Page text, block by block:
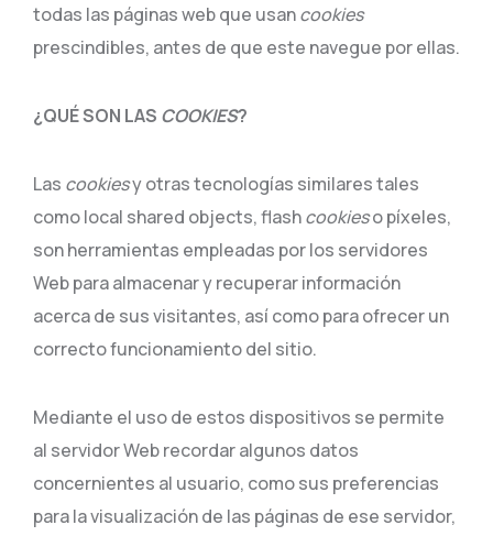
todas las páginas web que usancookies
prescindibles, antes de que este navegue por ellas.
¿QUÉ SON LAS COOKIES?
Las cookiesy otras tecnologías similares tales
como local shared objects, flashcookieso píxeles,
son herramientas empleadas por los servidores
Web para almacenar y recuperar información
acerca de sus visitantes, así como para ofrecer un
correcto funcionamiento del sitio.
Mediante el uso de estos dispositivos se permite
al servidor Web recordar algunos datos
concernientes al usuario, como sus preferencias
para la visualización de las páginas de ese servidor,